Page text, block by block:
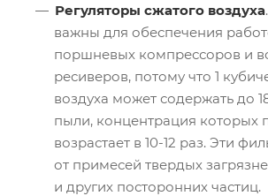
Регуляторы сжатого воздуха
важны для обеспечения
поршневых компрессоров и
ресиверов, потому что 1
воздуха может содержать до
пыли, концентрация которых
возрастает в 10-12 раз. Эти
от примесей твердых
и других посторонних частиц.